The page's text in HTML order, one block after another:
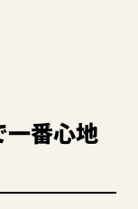
一番心地